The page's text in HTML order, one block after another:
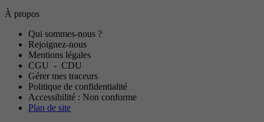
À propos
Qui sommes-nous ?
Rejoignez-nous
Mentions légales
CGU - CDU
Gérer mes traceurs
Politique de confidentialité
Accessibilité : Non conforme
Plan de site